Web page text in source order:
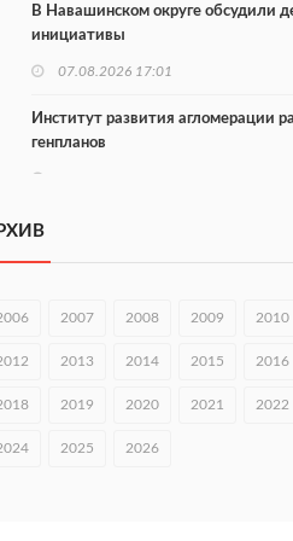
В Навашинском округе обсудили
инициативы
07.08.2026 17:01
Институт развития агломерации
генпланов
С 8 августа изменят схему
оперштаба
В Чкаловске спустили на воду
2007 2008 2009 2010
2013 2014 2015 2016
2019 2020 2021 2022
2025 2026